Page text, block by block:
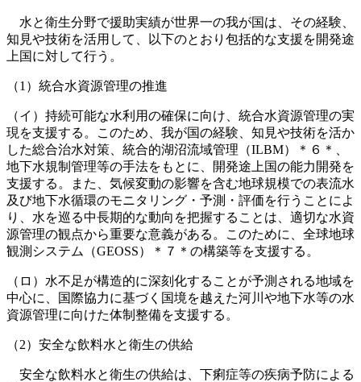
水と衛生分野で援助実績が世界一の我が国は、その経験、
知見や技術を活用して、以下のとおり包括的な支援を開発途
上国に対して行う。
（1）統合水資源管理の推進
（イ）持続可能な水利用の確保に向け、統合水資源管理の実
現を支援する。このため、我が国の経験、知見や技術を活か
した総合治水対策、統合的湖沼流域管理（ILBM）＊６＊、
地下水規制管理等の手法をもとに、開発途上国の能力開発を
支援する。また、気候変動の影響を含む地球規模での表流水
及び地下水循環のモニタリング・予測・評価を行うことによ
り、水を巡る中長期的な動向を把握することは、適切な水資
源管理の観点から重要な意義がある。このために、全球地球
観測システム（GEOSS）＊７＊の構築等を支援する。
（ロ）水不足が構造的に深刻化することが予測される地域を
中心に、国際協力に基づく国境を越えた河川や地下水等の水
資源管理に向けた体制整備を支援する。
（2）安全な飲料水と衛生の供給
安全な飲料水と衛生の供給は、下痢症等の疾病予防による